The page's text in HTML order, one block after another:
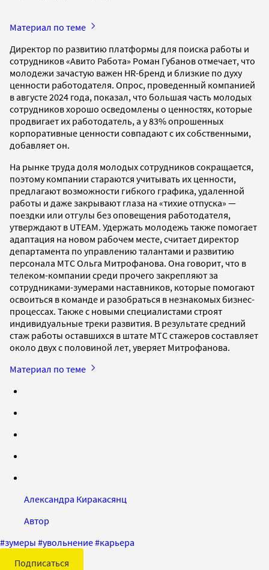
Материал по теме
Директор по развитию платформы для поиска работы и
сотрудников «Авито Работа» Роман Губанов отмечает, что
молодежи зачастую важен HR-бренд и близкие по духу
ценности работодателя. Опрос, проведенный компанией
в августе 2024 года, показал, что большая часть молодых
сотрудников хорошо осведомлены о ценностях, которые
продвигает их работодатель, а у 83% опрошенных
корпоративные ценности совпадают с их собственными,
добавляет он.
На рынке труда доля молодых сотрудников сокращается,
поэтому компании стараются учитывать их ценности,
предлагают возможности гибкого графика, удаленной
работы и даже закрывают глаза на «тихие отпуска» —
поездки или отгулы без оповещения работодателя,
утверждают в UTEAM. Удержать молодежь также помогает
адаптация на новом рабочем месте, считает директор
департамента по управлению талантами и развитию
персонала МТС Ольга Митрофанова. Она говорит, что в
телеком-компании среди прочего закрепляют за
сотрудниками-зумерами наставников, которые помогают
освоиться в команде и разобраться в незнакомых бизнес-
процессах. Также с новыми специалистами строят
индивидуальные треки развития. В результате средний
стаж работы оставшихся в штате МТС стажеров составляет
около двух с половиной лет, уверяет Митрофанова.
Материал по теме
Александра Киракасянц
Автор
#зумеры #увольнение#карьера
Подписаться